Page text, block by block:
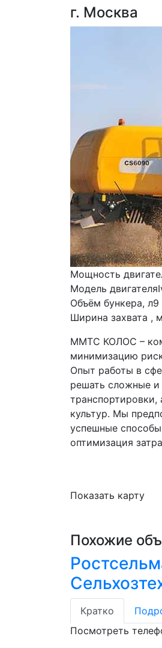
г. Москва
Мощность
Модель
Объём бункера, л9
Ширина захвата ,
ММТС КОЛОС –
минимизацию
Опыт работы в
решать сложные и
транспортировки,
культур. Мы
успешные
оптимизация
Показать карту
Похожие
Кратко
Посмотреть